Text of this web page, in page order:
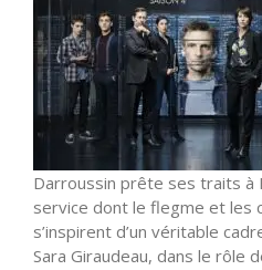
Darroussin prête ses traits à
service dont le flegme et les
s’inspirent d’un véritable
Sara Giraudeau, dans le rôle